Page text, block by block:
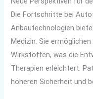
Die Fortschritte bei
Anbautechnologien
Medizin. Sie
Wirkstoffen, was die
Therapien erleichtert.
höheren Sicherheit und